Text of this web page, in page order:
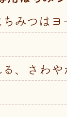
みつはヨ
、さわや